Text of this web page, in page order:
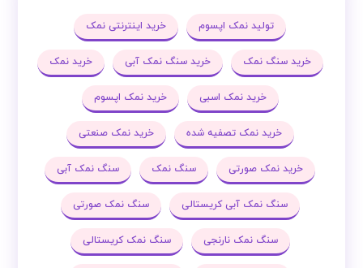
تولید نمک اپسوم خرید اینترنتی نمک
خرید سنگ نمک خرید سنگ نمک آبی خرید نمک
خرید نمک اسبی خرید نمک اپسوم
خرید نمک تصفیه شده خرید نمک صنعتی
خرید نمک صورتی سنگ نمک سنگ نمک آبی
سنگ نمک آبی کریستالی سنگ نمک صورتی
سنگ نمک نارنجی سنگ نمک کریستالی